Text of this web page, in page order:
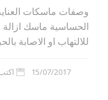
وصفات ماسكات
الحساسية ماسك
للالتهاب او الاصابة
15/07/2017